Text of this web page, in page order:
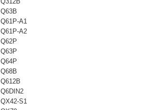
Q63B
Q61P-A1
Q61P-A2
Q62P
Q63P
Q64P
Q68B
Q612B
Q6DIN2
QX42-S1